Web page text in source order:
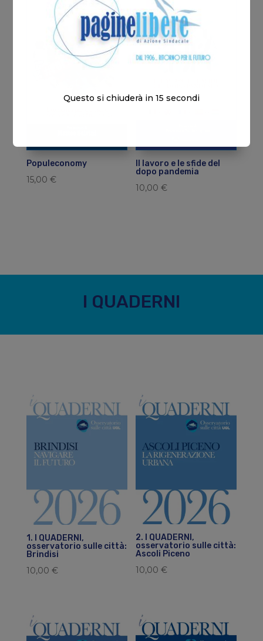
Populeconomy
15,00 €
Il lavoro e le sfide del
dopo pandemia
10,00€
I QUADERNI
1. I QUADERNI,
osservatorio sulle città:
Brindisi
10,00 €
2. I QUADERNI,
osservatorio sulle città:
Ascoli Piceno
10,00€
Questo si chiuderà in 13 secondi